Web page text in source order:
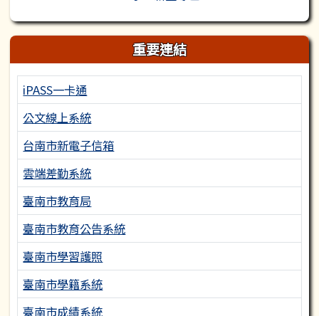
重要連結
iPASS一卡通
公文線上系統
台南市新電子信箱
雲端差勤系統
臺南市教育局
臺南市教育公告系統
臺南市學習護照
臺南市學籍系統
臺南市成績系統